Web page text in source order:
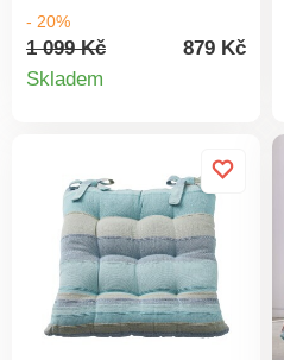
Originální potisk. Prošití
do bodů, šňůrky pro
zavázání. V sadě 2
- 20%
1 099 Kč
879 Kč
Skladem